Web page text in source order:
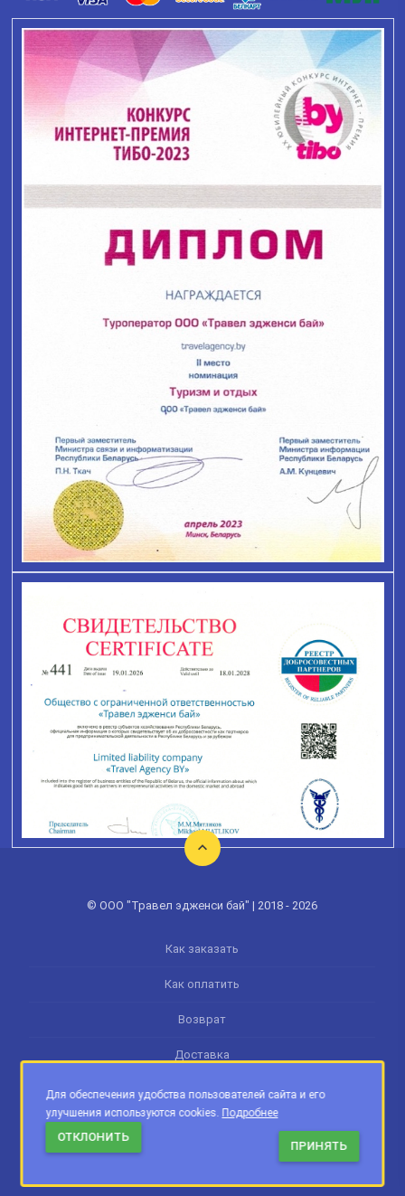
Для обеспечения удобства пользователей сайта и его
улучшения используются cookies. Подробнее
ОТКЛОНИТЬ
ПРИНЯТЬ
© ООО "Травел эдженси бай" | 2018 - 2026
Как заказать
Как оплатить
Возврат
Доставка
Памятка туриста
Обработка персональных данных